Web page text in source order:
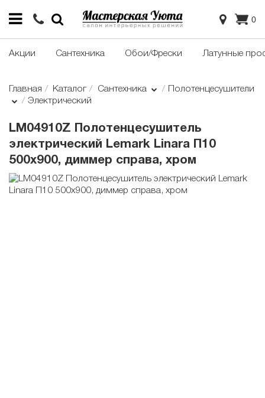
0
Акции Сантехника Обои/Фрески Латунные
Главная Каталог Сантехника
Полотенцесушители
Электрический
LM04910Z Полотенцесушитель
электрический Lemark Linara П10
500x900, диммер справа, хром